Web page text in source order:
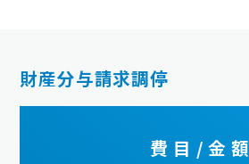
財産分与請求調停
費 目 / 金 額